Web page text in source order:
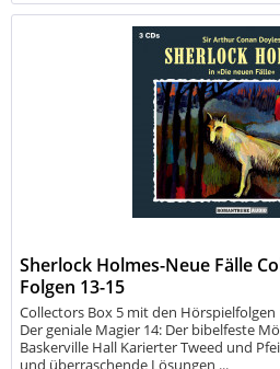
Sherlock Holmes-Neue Fälle
Folgen 13-15
Collectors Box 5 mit den Hörspielfolgen
Der geniale Magier 14: Der bibelfeste
Baskerville Hall Karierter Tweed und
und überraschende Lösungen ...